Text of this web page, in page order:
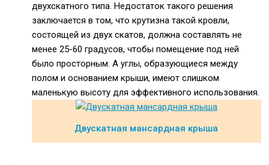
двухскатного типа. Недостаток такого решения
заключается в том, что крутизна такой кровли,
состоящей из двух скатов, должна составлять не
менее 25-60 градусов, чтобы помещение под ней
было просторным. А углы, образующиеся между
полом и основанием крыши, имеют слишком
маленькую высоту для эффективного использования.
Двускатная мансардная крыша